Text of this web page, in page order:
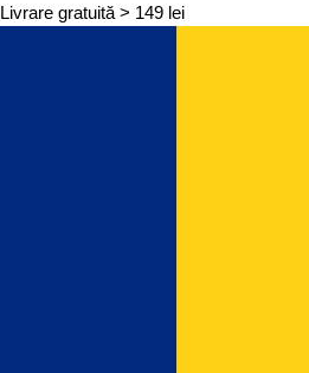
Livrare gratuită > 149 lei